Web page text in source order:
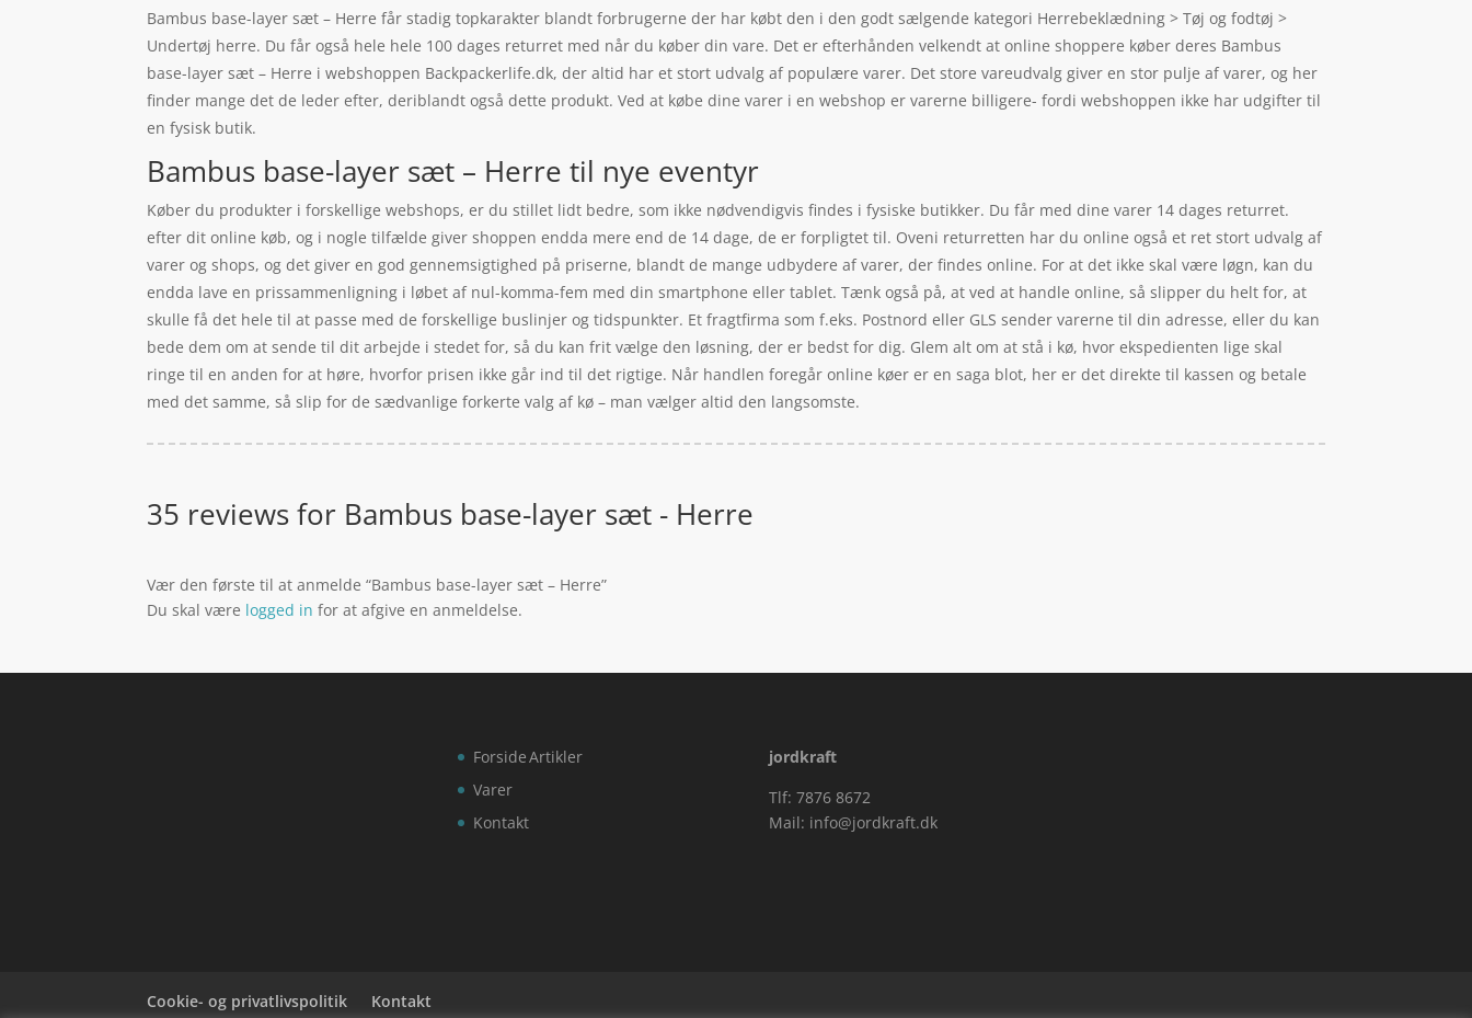
Bambus base-layer sæt – Herre får stadig topkarakter blandt forbrugerne der har købt den i den godt sælgende kategori Herrebeklædning > Tøj og fodtøj >
Undertøj herre. Du får også hele hele 100 dages returret med når du køber din vare. Det er efterhånden velkendt at online shoppere køber deres Bambus
base-layer sæt – Herre i webshoppen Backpackerlife.dk, der altid har et stort udvalg af populære varer. Det store vareudvalg giver en stor pulje af varer, og her
finder mange det de leder efter, deriblandt også dette produkt. Ved at købe dine varer i en webshop er varerne billigere- fordi webshoppen ikke har udgifter til
en fysisk butik.
Bambus base-layer sæt – Herre til nye eventyr
Køber du produkter i forskellige webshops, er du stillet lidt bedre, som ikke nødvendigvis findes i fysiske butikker. Du får med dine varer 14 dages returret.
efter dit online køb, og i nogle tilfælde giver shoppen endda mere end de 14 dage, de er forpligtet til. Oveni returretten har du online også et ret stort udvalg af
varer og shops, og det giver en god gennemsigtighed på priserne, blandt de mange udbydere af varer, der findes online. For at det ikke skal være løgn, kan du
endda lave en prissammenligning i løbet af nul-komma-fem med din smartphone eller tablet. Tænk også på, at ved at handle online, så slipper du helt for, at
skulle få det hele til at passe med de forskellige buslinjer og tidspunkter. Et fragtfirma som f.eks. Postnord eller GLS sender varerne til din adresse, eller du kan
bede dem om at sende til dit arbejde i stedet for, så du kan frit vælge den løsning, der er bedst for dig. Glem alt om at stå i kø, hvor ekspedienten lige skal
ringe til en anden for at høre, hvorfor prisen ikke går ind til det rigtige. Når handlen foregår online køer er en saga blot, her er det direkte til kassen og betale
med det samme, så slip for de sædvanlige forkerte valg af kø – man vælger altid den langsomste.
35 reviews for Bambus base-layer sæt - Herre
Vær den første til at anmelde “Bambus base-layer sæt – Herre”
Du skal være logged in for at afgive en anmeldelse.
Forside
Varer
Kontakt
Artikler
jordkraft
Tlf: 7876 8672
Mail: info@jordkraft.dk
Cookie- og privatlivspolitik Kontakt